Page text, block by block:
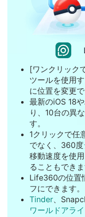
[ワンクリック
ツールを使用
に位置を変更で
最新のiOS 18
り、10台の異
す。
1クリックで任
でなく、360度
移動速度を使
ることもできま
Life360の位置
フにできます。
Tinder 、
ワールドアラ